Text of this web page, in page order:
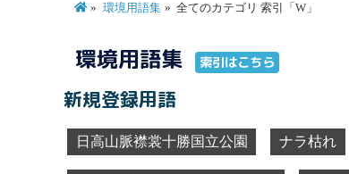
環境用語集 全てのカテゴリ 索引「W」
環境用語集 索引はこちら
新規登録用語
日高山脈襟裳十勝国立公園 ナラ枯れ